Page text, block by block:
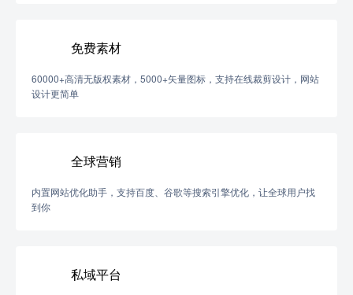
免费素材
60000+高清无版权素材，5000+矢量图标，支持在线裁剪设计，网站
设计更简单
全球营销
内置网站优化助手，支持百度、谷歌等搜索引擎优化，让全球用户找
到你
私域平台